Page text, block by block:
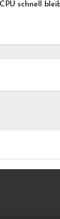
schnell